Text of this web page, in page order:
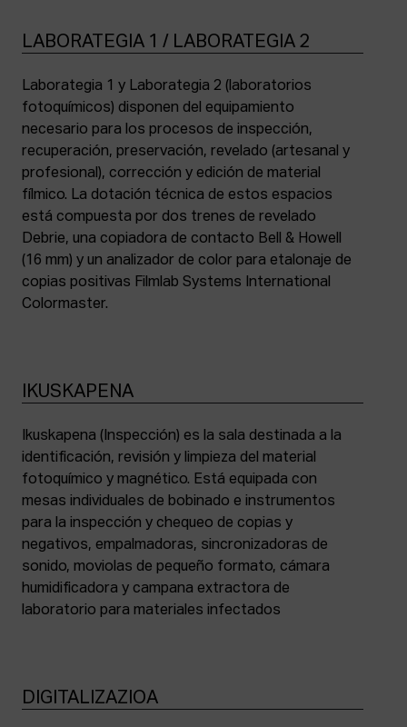
LABORATEGIA 1 / LABORATEGIA 2
Laborategia 1 y Laborategia 2 (laboratorios
fotoquímicos) disponen del equipamiento
necesario para los procesos de inspección,
recuperación, preservación, revelado (artesanal y
profesional), corrección y edición de material
fílmico. La dotación técnica de estos espacios
está compuesta por dos trenes de revelado
Debrie, una copiadora de contacto Bell & Howell
(16 mm) y un analizador de color para etalonaje de
copias positivas Filmlab Systems International
Colormaster.
IKUSKAPENA
Ikuskapena (Inspección) es la sala destinada a la
identificación, revisión y limpieza del material
fotoquímico y magnético. Está equipada con
mesas individuales de bobinado e instrumentos
para la inspección y chequeo de copias y
negativos, empalmadoras, sincronizadoras de
sonido, moviolas de pequeño formato, cámara
humidificadora y campana extractora de
laboratorio para materiales infectados
DIGITALIZAZIOA